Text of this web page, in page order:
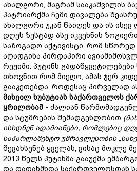
ახალგორი, მაგრამ სააკაშვილის
პატრიარქმა ჩემი დავალება
ახალგორი უკან წაიღეს და ის ისევ
დღეს ზუსტად ასე იკვეხნის
საზოგადო აქტივისტი, რომ სწორედ
აღადგინა პირდაპირი
რეჟიმი: პუტინს
თხოვნით რომ მიეღო, ამას ჯერ
გააკეთებდა, როდესაც პირველად
მიხეილ ხუბუტიას საქართველოს
ყრილობამ - ძალიან
და სტუმრების შემადგენლობით (
ისხდნენ ადამიანები, რომლებიც
საპარლამენტო უმრავლესობის
შევახსენებ ყველას, ვისაც მოკლე
2013 წელს პუტინმა გააუქმა
და დათანმხდა საქართველოსთან